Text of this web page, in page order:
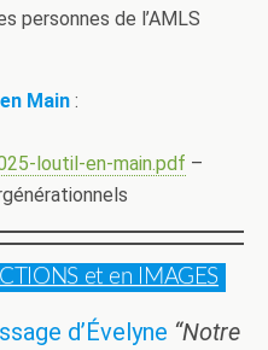
personnes de l’AMLS
Main :
loutil-en-main.pdf –
et en IMAGES
d’Évelyne “Notre